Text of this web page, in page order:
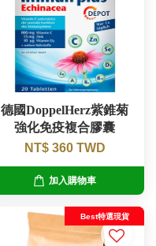
德國DoppelHerz紫錐菊
強化免疫複合膠囊
NT$ 360 TWD
加入購物車
Best特選現貨